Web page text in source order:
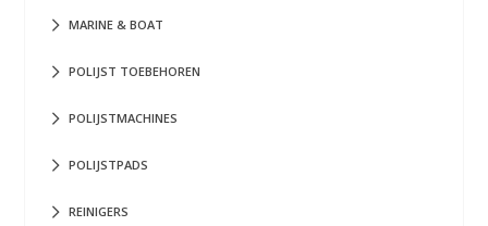
MARINE & BOAT
POLIJST TOEBEHOREN
POLIJSTMACHINES
POLIJSTPADS
REINIGERS